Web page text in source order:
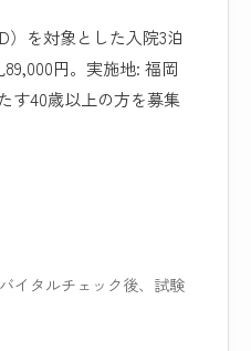
）を対象とした入院3泊
円。実施地: 福岡
す40歳以上の方を募集
イタルチェック後、試験